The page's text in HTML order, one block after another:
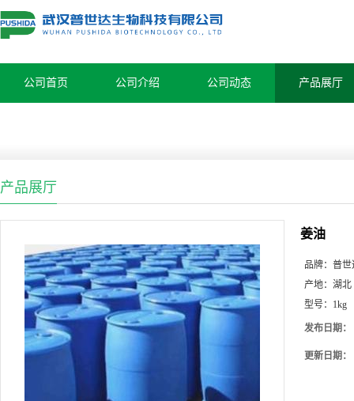
公司首页 公司介绍 公司动态 产品展厅
产品展厅
姜油
品牌： 普世
产地： 湖北
型号： 1kg
发布日期：
更新日期：